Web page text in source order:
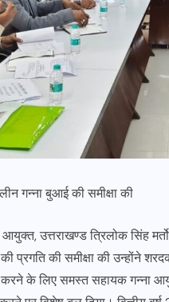
गन्ना बुआई की समीक्षा की
आयुक्त, उत्तराखण्ड त्रिलोक सिंह
प्रगति की समीक्षा की उन्होंने
करने के लिए समस्त सहायक गन्ना